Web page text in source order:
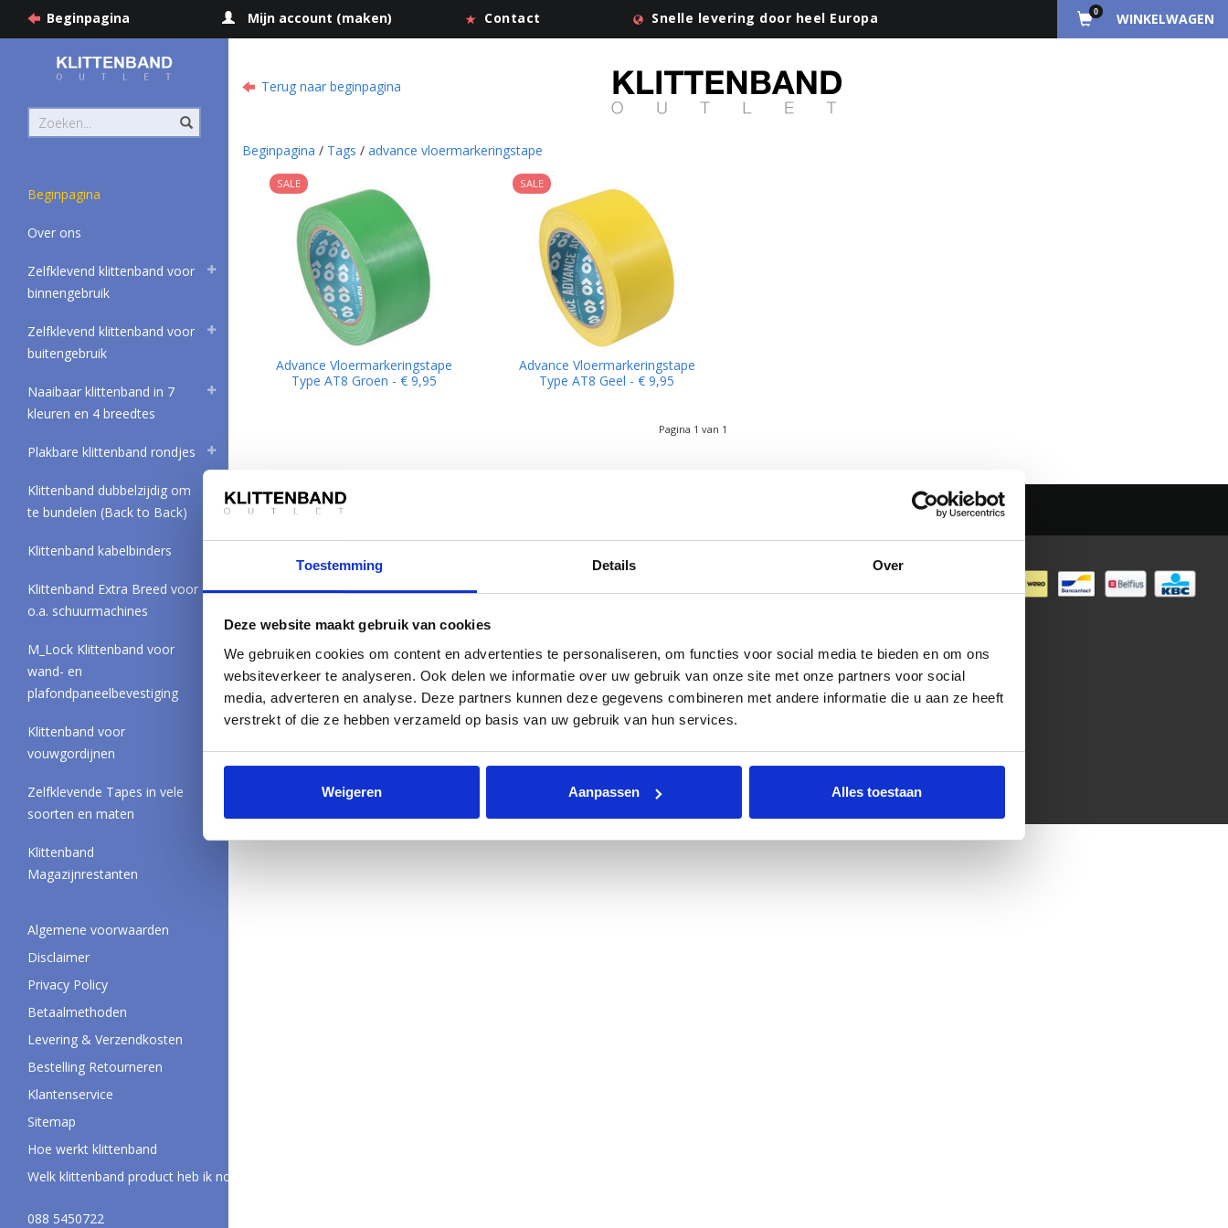
Toestemming Details Over
Deze website maakt gebruik van cookies
We gebruiken cookies om content en advertenties te personaliseren, om functies voor social media te bieden en om ons
websiteverkeer te analyseren. Ook delen we informatie over uw gebruik van onze site met onze partners voor social
media, adverteren en analyse. Deze partners kunnen deze gegevens combineren met andere informatie die u aan ze heeft
verstrekt of die ze hebben verzameld op basis van uw gebruik van hun services.
Weigeren Aanpassen Alles toestaan
Beginpagina Mijn account (maken) Contact Snelle levering door heel Europa WINKELWAGEN
0
Beginpagina
Over ons
Zelfklevend klittenband voor
binnengebruik
Zelfklevend klittenband voor
buitengebruik
Naaibaar klittenband in 7
kleuren en 4 breedtes
Plakbare klittenband rondjes
Klittenband dubbelzijdig om
te bundelen (Back to Back)
Klittenband kabelbinders
Klittenband Extra Breed voor
o.a. schuurmachines
M_Lock Klittenband voor
wand- en
plafondpaneelbevestiging
Klittenband voor
vouwgordijnen
Zelfklevende Tapes in vele
soorten en maten
Klittenband
Magazijnrestanten
Algemene voorwaarden
Disclaimer
Privacy Policy
Betaalmethoden
Levering & Verzendkosten
Bestelling Retourneren
Klantenservice
Sitemap
Hoe werkt klittenband
Welk klittenband product heb ik nodig?
088 5450722
Terug naar beginpagina
Beginpagina / Tags / advance vloermarkeringstape
SALE
Advance Vloermarkeringstape
Type AT8 Groen - € 9,95
SALE
Advance Vloermarkeringstape
Type AT8 Geel - € 9,95
Pagina 1 van 1
VOLG ONS VIA
Klittenband Outlet is het online verkooppunt voor
kleine hoeveelheden. Hier kunt u het klittenband
Quantum of the Seas (grootste cruiseschip ter
wereld) al vanaf 0,5 meter bestellen.
Stores BV
088 5450722
info@unitedestores.nl
KvK nummer: 65874870